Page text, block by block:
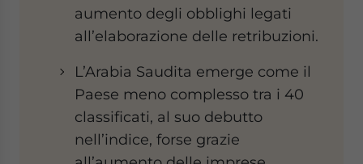
aumento degli obblighi legati
all’elaborazione delle retribuzioni.
L’Arabia Saudita emerge come il
Paese meno complesso tra i 40
classificati, al suo debutto
nell’indice, forse grazie